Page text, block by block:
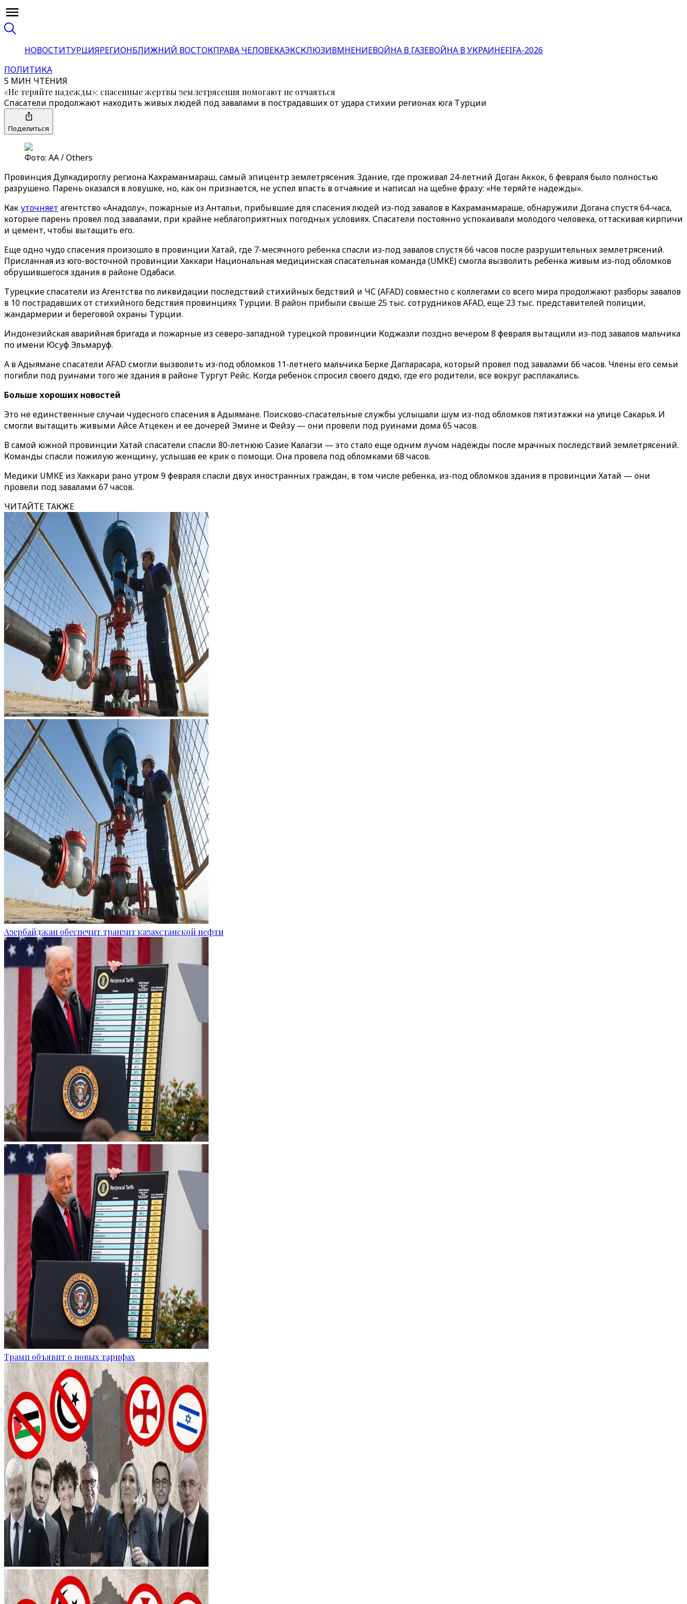
НОВОСТИТУРЦИЯРЕГИОНБЛИЖНИЙ ВОСТОКПРАВА ЧЕЛОВЕКАЭКСКЛЮЗИВМНЕНИЕВОЙНА В ГАЗЕВОЙНА В УКРАИНЕFIFA-2026
ПОЛИТИКА
5 МИН ЧТЕНИЯ
«Не теряйте надежды»: спасенные жертвы землетрясения помогают не отчаяться
Спасатели продолжают находить живых людей под завалами в пострадавших от удара стихии регионах юга Турции
Поделиться
Фото: АА / Others
Провинция Дулкадироглу региона Кахраманмараш, самый эпицентр землетрясения. Здание, где проживал 24-летний Доган Аккок, 6 февраля было полностью
разрушено. Парень оказался в ловушке, но, как он признается, не успел впасть в отчаяние и написал на щебне фразу: «Не теряйте надежды»‎.
Как уточняет агентство «‎Анадолу»‎, пожарные из Антальи, прибывшие для спасения людей из-под завалов в Кахраманмараше, обнаружили Догана спустя 64-часа,
которые парень провел под завалами, при крайне неблагоприятных погодных условиях. Спасатели постоянно успокаивали молодого человека, оттаскивая кирпичи
и цемент, чтобы вытащить его.
Еще одно чудо спасения произошло в провинции Хатай, где 7-месячного ребенка спасли из-под завалов спустя 66 часов после разрушительных землетрясений.
Присланная из юго-восточной провинции Хаккари Национальная медицинская спасательная команда (UMKE) смогла вызволить ребенка живым из-под обломков
обрушившегося здания в районе Одабаси.
Турецкие спасатели из Агентства по ликвидации последствий стихийных бедствий и ЧС (AFAD) совместно с коллегами со всего мира продолжают разборы завалов
в 10 пострадавших от стихийного бедствия провинциях Турции. В район прибыли свыше 25 тыс. сотрудников AFAD, еще 23 тыс. представителей полиции,
жандармерии и береговой охраны Турции.
Индонезийская аварийная бригада и пожарные из северо-западной турецкой провинции Коджаэли поздно вечером 8 февраля вытащили из-под завалов мальчика
по имени Юсуф Эльмаруф.
А в Адыямане спасатели AFAD смогли вызволить из-под обломков 11-летнего мальчика Берке Дагларасара, который провел под завалами 66 часов. Члены его семьи
погибли под руинами того же здания в районе Тургут Рейс. Когда ребенок спросил своего дядю, где его родители, все вокруг расплакались.
Больше хороших новостей
Это не единственные случаи чудесного спасения в Адыямане. Поисково-спасательные службы услышали шум из-под обломков пятиэтажки на улице Сакарья. И
смогли вытащить живыми Айсе Атцекен и ее дочерей Эмине и Фейзу — они провели под руинами дома 65 часов.
В самой южной провинции Хатай спасатели спасли 80-летнюю Сазие Калагзи — это стало еще одним лучом надежды после мрачных последствий землетрясений.
Команды спасли пожилую женщину, услышав ее крик о помощи. Она провела под обломками 68 часов.
Медики UMKE из Хаккари рано утром 9 февраля спасли двух иностранных граждан, в том числе ребенка, из-под обломков здания в провинции Хатай — они
провели под завалами 67 часов.
ЧИТАЙТЕ ТАКЖЕ
Азербайджан обеспечит транзит казахстанской нефти
Трамп объявит о новых тарифах